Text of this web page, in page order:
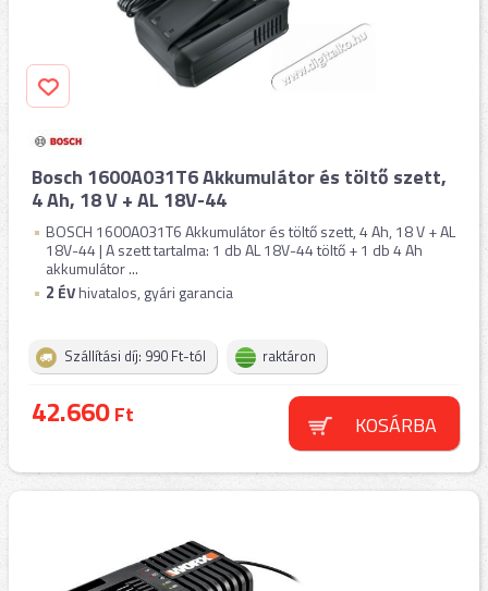
Bosch 1600A031T6 Akkumulátor és töltő szett,
4 Ah, 18 V + AL 18V-44
BOSCH 1600A031T6 Akkumulátor és töltő szett, 4 Ah, 18 V + AL
18V-44 | A szett tartalma: 1 db AL 18V-44 töltő + 1 db 4 Ah
akkumulátor ...
2 ÉVhivatalos, gyári garancia
Szállítási díj: 990 Ft-tól raktáron
42.660Ft KOSÁRBA